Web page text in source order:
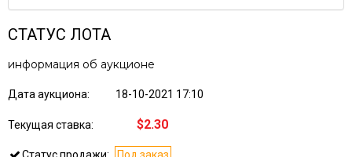
СТАТУС ЛОТА
информация об аукционе
Дата аукциона: 18-10-2021 17:10
Текущая ставка: $2.30
Статус продажи: Под заказ